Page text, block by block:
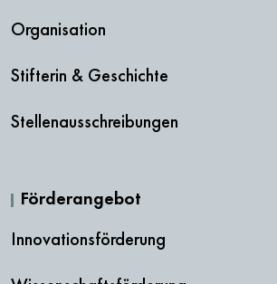
Organisation
Stifterin & Geschichte
Stellenausschreibungen
Förderangebot
Innovationsförderung